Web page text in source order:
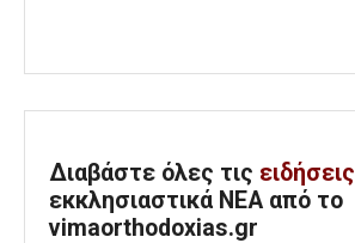
Διαβάστε όλες τις ειδήσεις
εκκλησιαστικά ΝΕΑ από το
vimaorthodoxias.gr